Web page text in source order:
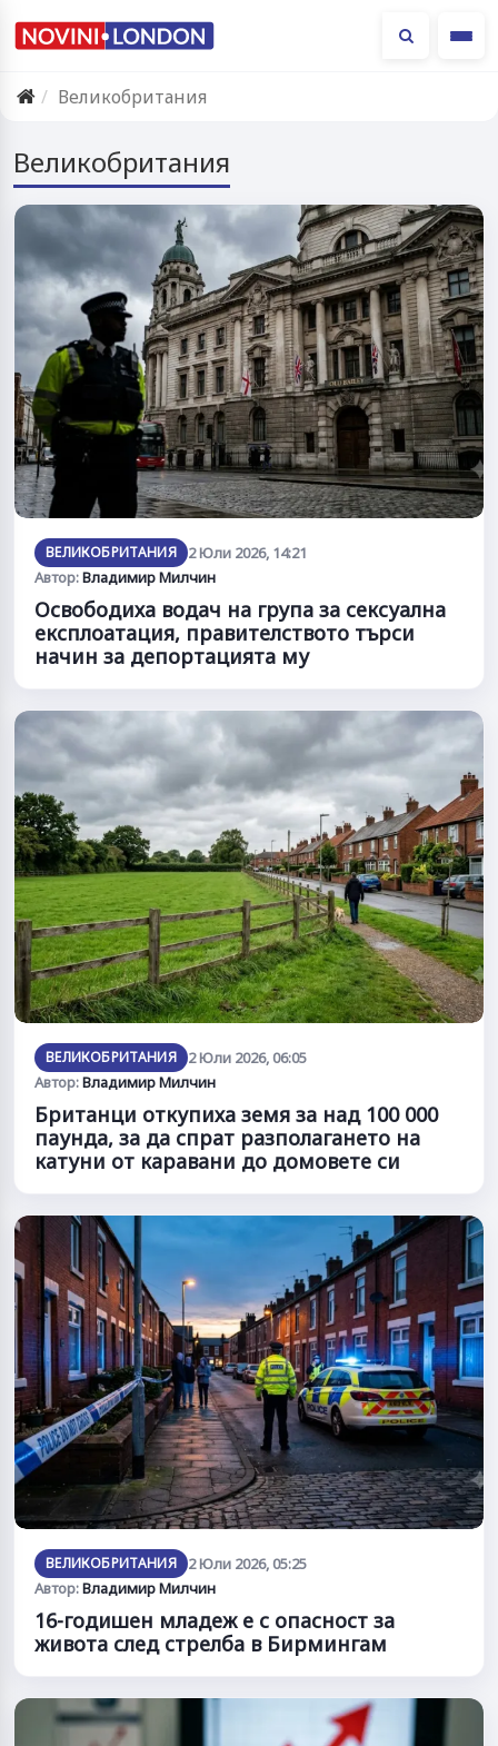
Великобритания
Великобритания
ВЕЛИКОБРИТАНИЯ
2 Юли 2026, 14:21
Автор:Владимир Милчин
Освободиха водач на група за сексуална
експлоатация, правителството търси
начин за депортацията му
ВЕЛИКОБРИТАНИЯ
2 Юли 2026, 06:05
Автор:Владимир Милчин
Британци откупиха земя за над 100 000
паунда, за да спрат разполагането на
катуни от каравани до домовете си
ВЕЛИКОБРИТАНИЯ
2 Юли 2026, 05:25
Автор:Владимир Милчин
16-годишен младеж е с опасност за
живота след стрелба в Бирмингам